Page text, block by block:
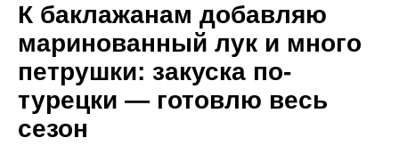
К баклажанам добавляю
маринованный лук и много
петрушки: закуска по-
турецки — готовлю весь
сезон